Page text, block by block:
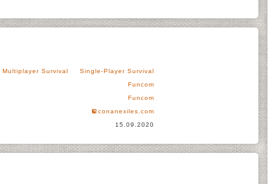
Multiplayer Survival
Single-Player Survival
Funcom
Funcom
conanexiles.com
15.09.2020